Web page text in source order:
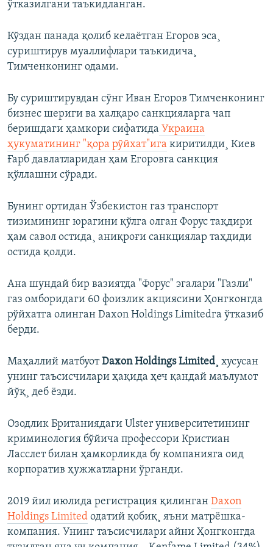
ўтказилгани таъкидланган.
Кўздан панада қолиб келаëтган Егоров эса¸
суриштирув муаллифлари таъкидича¸
Тимченконинг одами.
Бу суриштирувдан сўнг Иван Егоров Тимченконинг
бизнес шериги ва халқаро санкцияларга чап
беришдаги ҳамкори сифатида Украина
ҳукуматининг "қора рўйхат"ига киритилди¸ Киев
Ғарб давлатларидан ҳам Егоровга санкция
қўллашни сўради.
Бунинг ортидан Ўзбекистон газ транспорт
тизимининг юрагини қўлга олган Форус тақдири
ҳам савол остида¸ аниқроғи санкциялар таҳдиди
остида қолди.
Ана шундай бир вазиятда "Форус" эгалари "Газли"
газ омборидаги 60 фоизлик акциясини Ҳонгконгда
рўйхатга олинган Daxon Holdings Limitedга ўтказиб
берди.
Маҳаллий матбуотDaxon Holdings Limited¸ хусусан
унинг таъсисчилари ҳақида ҳеч қандай маълумот
йўқ¸ деб ëзди.
Озодлик Британиядаги Ulster университетининг
криминология бўйича профессори Кристиан
Ласслет билан ҳамкорликда бу компанияга оид
корпоратив ҳужжатларни ўрганди.
2019 йил июлида регистрация қилинган Daxon
Holdings Limited одатий қобиқ¸ яъни матрëшка-
компания. Унинг таъсисчилари айни Ҳонгконгда